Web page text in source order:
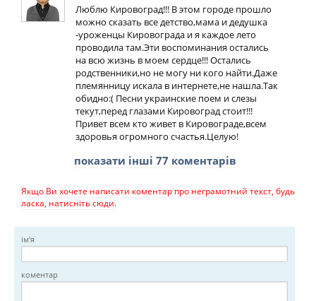
Люблю Кировоград!!! В этом городе прошло
можно сказать все детство,мама и дедушка
-уроженцы Кировограда и я каждое лето
проводила там.Эти воспоминания остались
на всю жизнь в моем сердце!!! Остались
родственники,но не могу ни кого найти.Даже
племянницу искала в интернете,не нашла.Так
обидно:( Песни украинские поем и слезы
текут,перед глазами Кировоград стоит!!!
Привет всем кто живет в Кировограде,всем
здоровья огромного счастья.Целую!
показати інші 77 коментарів
Якщо Ви хочете написати коментар про неграмотний текст, будь
ласка, натисніть сюди.
ім'я
коментар